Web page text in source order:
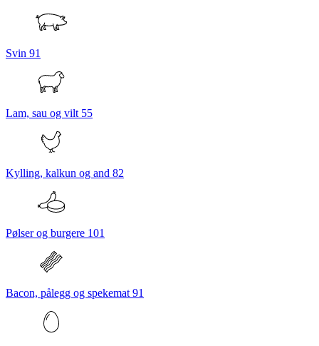
Svin 91
Lam, sau og vilt 55
Kylling, kalkun og and 82
Pølser og burgere 101
Bacon, pålegg og spekemat 91